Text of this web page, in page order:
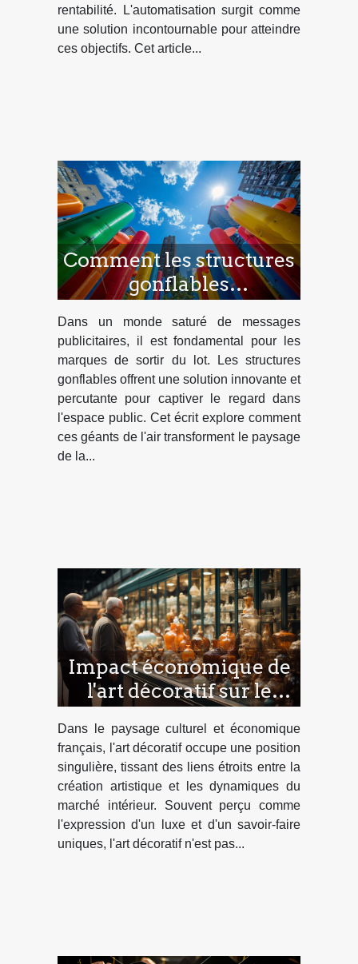
rentabilité. L'automatisation surgit comme
une solution incontournable pour atteindre
ces objectifs. Cet article...
Comment les structures
gonflables
révolutionnent la
publicité extérieure
Dans un monde saturé de messages
publicitaires, il est fondamental pour les
marques de sortir du lot. Les structures
gonflables offrent une solution innovante et
percutante pour captiver le regard dans
l'espace public. Cet écrit explore comment
ces géants de l'air transforment le paysage
de la...
Impact économique de
l'art décoratif sur le
marché intérieur
français
Dans le paysage culturel et économique
français, l'art décoratif occupe une position
singulière, tissant des liens étroits entre la
création artistique et les dynamiques du
marché intérieur. Souvent perçu comme
l'expression d'un luxe et d'un savoir-faire
uniques, l'art décoratif n'est pas...